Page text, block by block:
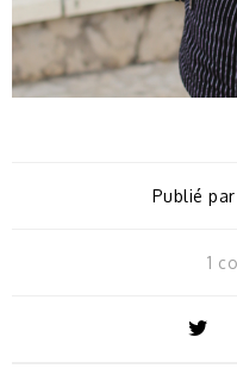
Publié par
1